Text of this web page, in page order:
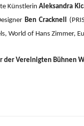
KünstlerinAleksandra
Ben Cracknell
World of Hans Zimmer,
der Vereinigten Bühnen